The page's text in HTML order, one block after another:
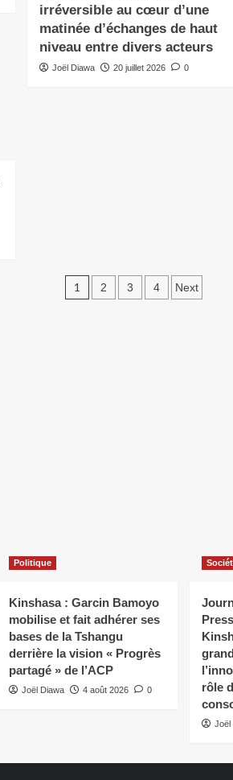
irréversible au cœur d’une
matinée d’échanges de haut
niveau entre divers acteurs
Joël Diawa 20 juillet 2026 0
1 2 3 4 Next
Politique
Kinshasa : Garcin Bamoyo
mobilise et fait adhérer ses
bases de la Tshangu
derrière la vision « Progrès
partagé » de l’ACP
Joël Diawa 4 août 2026 0
rôle
Joël